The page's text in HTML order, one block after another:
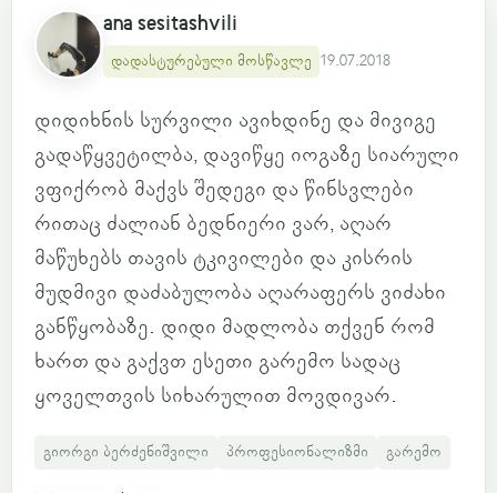
ana sesitashvili
დადასტურებული მოსწავლე 19.07.2018
დიდიხნის სურვილი ავიხდინე და მივიგე
გადაწყვეტილბა, დავიწყე იოგაზე სიარული
ვფიქრობ მაქვს შედეგი და წინსვლები
რითაც ძალიან ბედნიერი ვარ, აღარ
მაწუხებს თავის ტკივილები და კისრის
მუდმივი დაძაბულობა აღარაფერს ვიძახი
განწყობაზე. დიდი მადლობა თქვენ რომ
ხართ და გაქვთ ესეთი გარემო სადაც
ყოველთვის სიხარულით მოვდივარ.
გიორგი ბერძენიშვილი პროფესიონალიზმი გარემო